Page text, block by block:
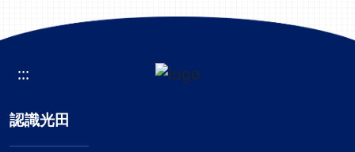
:::
認識光田